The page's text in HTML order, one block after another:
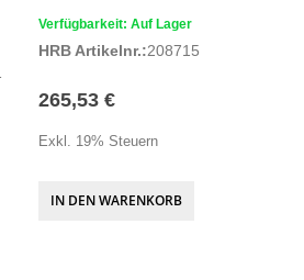
Verfügbarkeit: Auf Lager
HRB Artikelnr.:208715
265,53 €
Exkl. 19% Steuern
IN DEN WARENKORB